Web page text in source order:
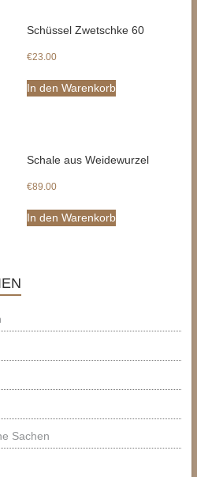
Schüssel Zwetschke 60
€23.00
In den Warenkorb
Schale aus Weidewurzel
€89.00
In den Warenkorb
Sachen